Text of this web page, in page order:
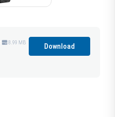
8.99 MB
Download